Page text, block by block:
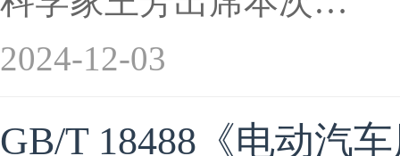
2024-12-03
GB/T 18488《电动汽